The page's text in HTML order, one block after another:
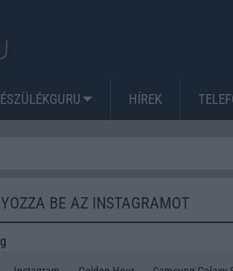
HÍREK
BE AZ INSTAGRAMOT